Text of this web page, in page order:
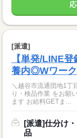
[派遣]
【単発/LINE
養内◎Wワー
＼越谷市流通団地1丁
り・検品作業 をお願
ます お給料GETま...
[派遣]仕分け
品